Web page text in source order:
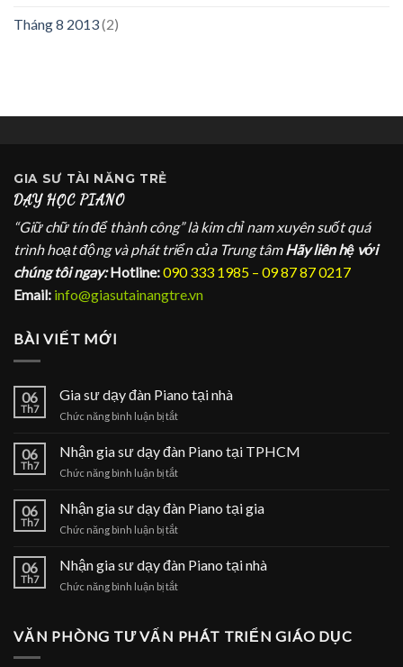
Tháng 8 2013(2)
GIA SƯ TÀI NĂNG TRẺ
DẠY HỌC PIANO
“Giữ chữ tín để thành công” là kim chỉ nam xuyên suốt quá
trình hoạt động và phát triển của Trung tâm Hãy liên hệ với
chúng tôi ngay: Hotline:090 333 1985 – 09 87 87 0217
Email: info@giasutainangtre.vn
BÀI VIẾT MỚI
06
Th7
Gia sư dạy đàn Piano tại nhà
Chức năng bình luận bị tắtở
dạy
đàn
tại
06
Th7
Nhận gia sư dạy đàn Piano tại TPHCM
Chức năng bình luận bị tắtở
gia
sư
dạy
Piano
TPHCM
06
Th7
Nhận gia sư dạy đàn Piano tại gia
Chức năng bình luận bị tắtở
gia
sư
dạy
tại
06
Th7
Nhận gia sư dạy đàn Piano tại nhà
Chức năng bình luận bị tắtở
sư
VĂN PHÒNG TƯ VẤN PHÁT TRIỂN GIÁO DỤC